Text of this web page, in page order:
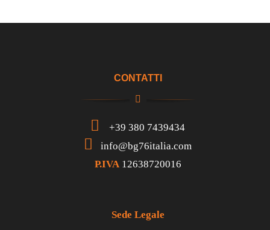
CONTATTI
+39 380 7439434
info@bg76italia.com
P.IVA 12638720016
Sede Legale